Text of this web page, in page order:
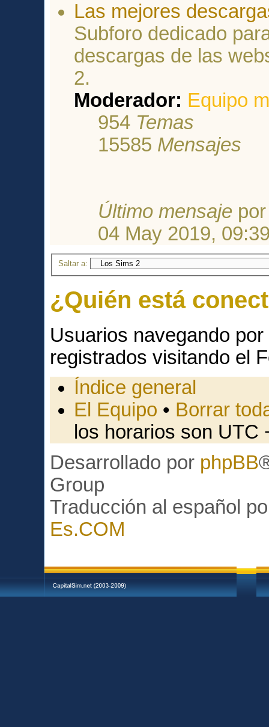
Las mejores
Subforo dedicado
descargas de las
2.
Moderador: Equipo
954 Temas
15585 Mensajes
Último mensaje
04 May 2019,
Saltar a:
¿Quién está
Usuarios navegando
registrados visitando el
Índice general
El Equipo • Borrar
los horarios son UTC
Desarrollado por phpBB
Group
Traducción al español
Es.COM